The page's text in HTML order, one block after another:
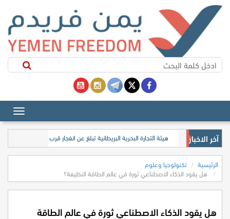
آخر الاخبار في اتصال هاتفي.. غروندبرغ والزوبة يستعرضان التطورات في اليمن
الرئيسية
تكنولوجيا وعلوم
هل يقود الذكاء الاصطناعي ثورة في عالم الطاقة النظيفة؟
هل يقود الذكاء الاصطناعي ثورة في عالم الطاقة